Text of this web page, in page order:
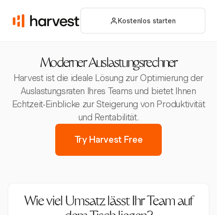
Kostenlos starten
Moderner Auslastungsrechner
Harvest ist die ideale Lösung zur Optimierung der
Auslastungsraten Ihres Teams und bietet Ihnen
Echtzeit-Einblicke zur Steigerung von Produktivität
und Rentabilität.
Try Harvest Free
Wie viel Umsatz lässt Ihr Team auf